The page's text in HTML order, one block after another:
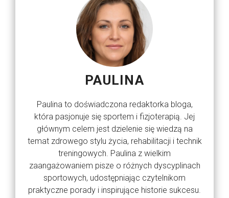
PAULINA
Paulina to doświadczona redaktorka bloga,
która pasjonuje się sportem i fizjoterapią. Jej
głównym celem jest dzielenie się wiedzą na
temat zdrowego stylu życia, rehabilitacji i technik
treningowych. Paulina z wielkim
zaangażowaniem pisze o różnych dyscyplinach
sportowych, udostępniając czytelnikom
praktyczne porady i inspirujące historie sukcesu.